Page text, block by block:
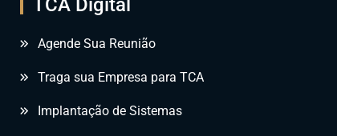
TCA Digital
Agende Sua Reunião
Traga sua Empresa para TCA
Implantação de Sistemas